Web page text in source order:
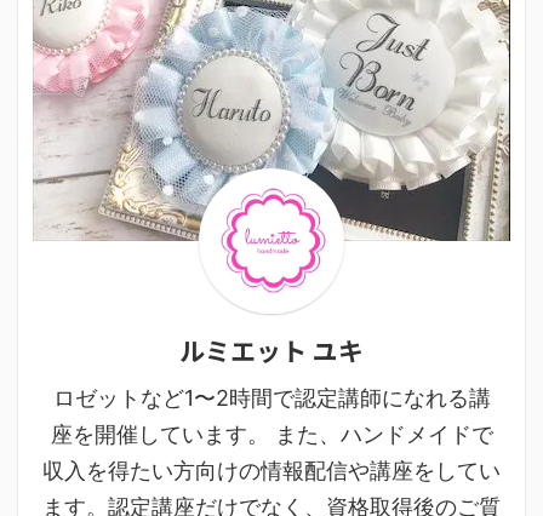
ルミエット ユキ
ロゼットなど1〜2時間で認定講師になれる講
座を開催しています。 また、ハンドメイドで
収入を得たい方向けの情報配信や講座をしてい
ます。認定講座だけでなく、資格取得後のご質